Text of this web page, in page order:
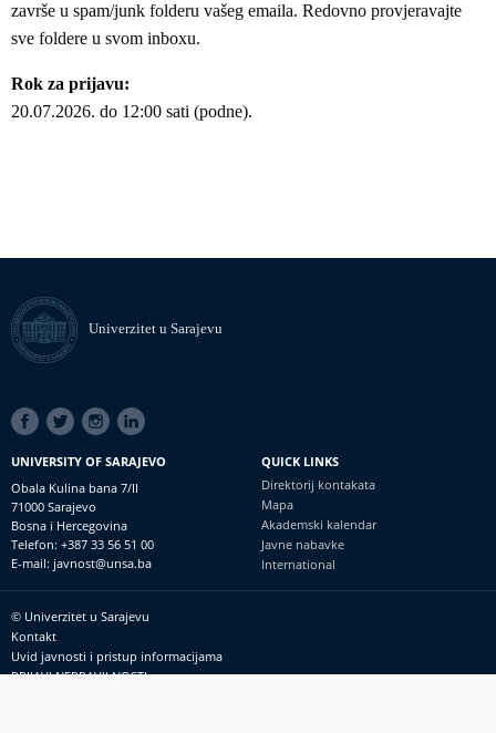
završe u spam/junk folderu vašeg emaila. Redovno provjeravajte
sve foldere u svom inboxu.
Rok za prijavu:
20.07.2026. do 12:00 sati (podne).
Univerzitet u Sarajevu
SOCIAL
LINKS
UNIVERSITY OF SARAJEVO
Obala Kulina bana 7/II
71000 Sarajevo
Bosna i Hercegovina
Telefon: +387 33 56 51 00
E-mail: javnost@unsa.ba
QUICK LINKS
Direktorij kontakata
Mapa
Akademski kalendar
Javne nabavke
International
Footer
meni
© Univerzitet u Sarajevu
Kontakt
Uvid javnosti i pristup informacijama
PRIJAVI NEPRAVILNOSTI